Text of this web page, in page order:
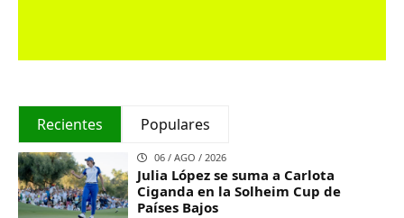
Recientes Populares
06 / AGO / 2026
Julia López se suma a Carlota
Ciganda en la Solheim Cup de
Países Bajos